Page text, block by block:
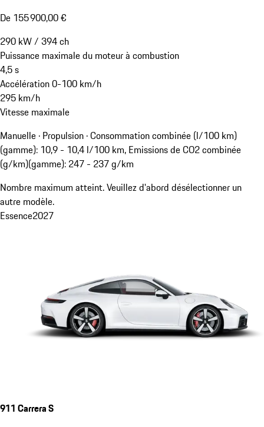
De 155 900,00 €
290 kW/ 394ch
Puissance maximale du moteur à combustion
4,5s
Accélération 0-100 km/h
295 km/h
Vitesse maximale
Manuelle · Propulsion ·Consommation combinée (l/100 km)
(gamme): 10,9 - 10,4 l/100 km, Emissions de CO2 combinée
(g/km)(gamme): 247 - 237 g/km
Nombre maximum atteint. Veuillez d'abord désélectionner un
autre modèle.
Essence2027
911 Carrera S